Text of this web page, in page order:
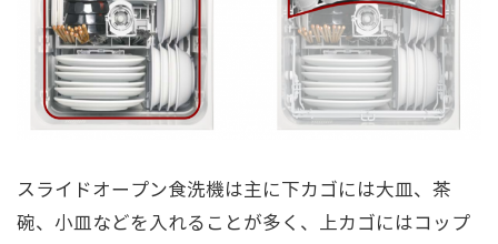
スライドオープン食洗機は主に下カゴには大皿、茶
碗、小皿などを入れることが多く、上カゴにはコップ